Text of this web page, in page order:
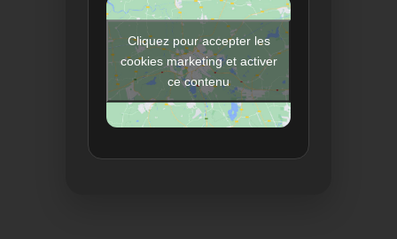
Cliquez pour accepter les
cookies marketing et activer
ce contenu